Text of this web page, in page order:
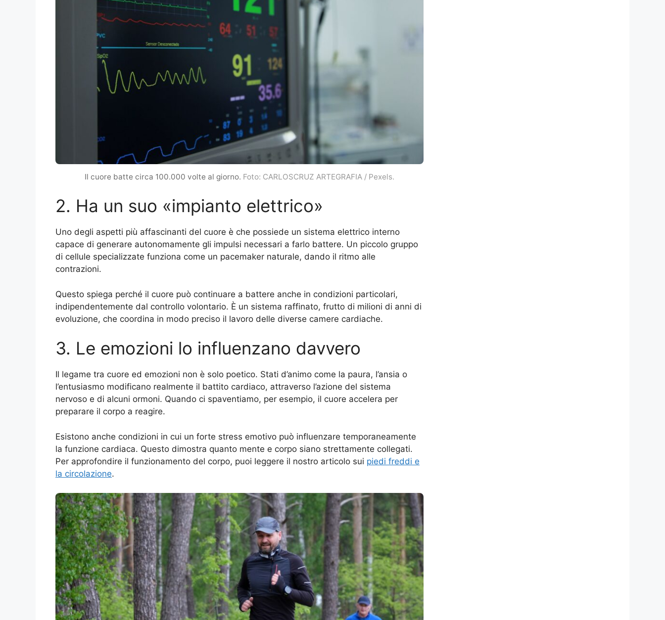
Il cuore batte circa 100.000 volte al giorno. Foto: CARLOSCRUZ ARTEGRAFIA / Pexels.
2. Ha un suo «impianto elettrico»
Uno degli aspetti più affascinanti del cuore è che possiede un sistema elettrico interno
capace di generare autonomamente gli impulsi necessari a farlo battere. Un piccolo gruppo
di cellule specializzate funziona come un pacemaker naturale, dando il ritmo alle
contrazioni.
Questo spiega perché il cuore può continuare a battere anche in condizioni particolari,
indipendentemente dal controllo volontario. È un sistema raffinato, frutto di milioni di anni di
evoluzione, che coordina in modo preciso il lavoro delle diverse camere cardiache.
3. Le emozioni lo influenzano davvero
Il legame tra cuore ed emozioni non è solo poetico. Stati d’animo come la paura, l’ansia o
l’entusiasmo modificano realmente il battito cardiaco, attraverso l’azione del sistema
nervoso e di alcuni ormoni. Quando ci spaventiamo, per esempio, il cuore accelera per
preparare il corpo a reagire.
Esistono anche condizioni in cui un forte stress emotivo può influenzare temporaneamente
la funzione cardiaca. Questo dimostra quanto mente e corpo siano strettamente collegati.
Per approfondire il funzionamento del corpo, puoi leggere il nostro articolo sui piedi freddi e
la circolazione.